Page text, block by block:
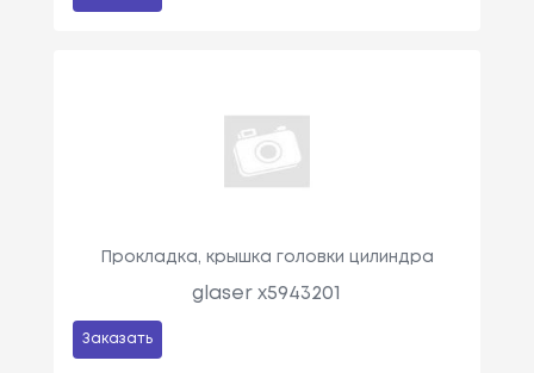
Прокладка, крышка головки цилиндра
glaser x5943201
Заказать